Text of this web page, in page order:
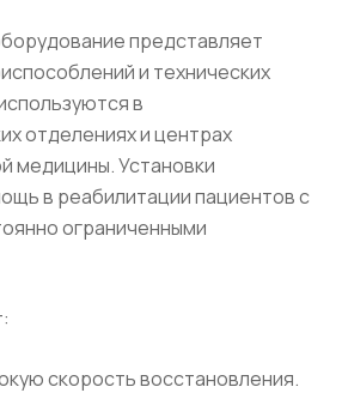
представляет
и технических
в
отделениях и центрах
медицины. Установки
в реабилитации пациентов с
ограниченными
скорость восстановления.